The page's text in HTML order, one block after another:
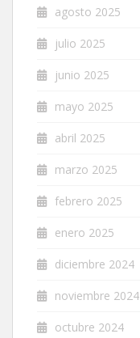
agosto 2025
julio 2025
junio 2025
mayo 2025
abril 2025
marzo 2025
febrero 2025
enero 2025
diciembre 2024
noviembre 2024
octubre 2024